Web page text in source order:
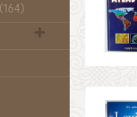
(164)
(257)